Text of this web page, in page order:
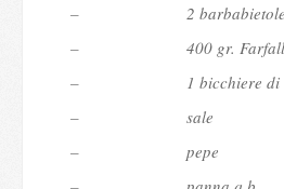
– 2 barbabietole
– 400 gr.
– 1 bicchiere di
– sale
– pepe